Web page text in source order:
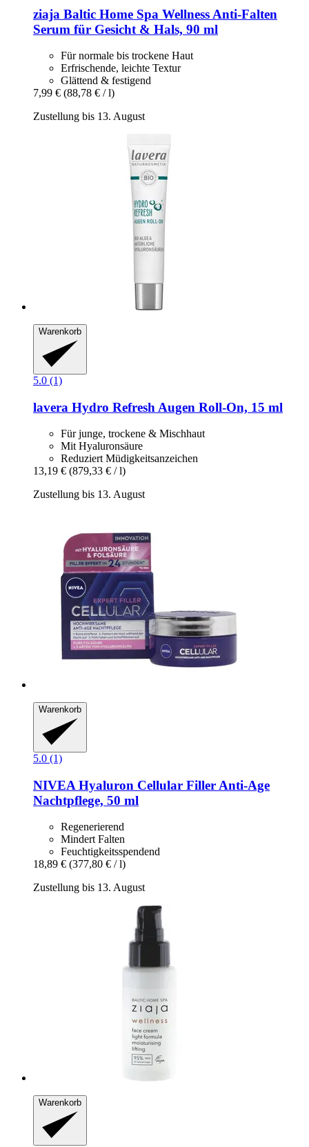
ziaja Baltic Home Spa Wellness Anti-​Falten
Serum für Gesicht & Hals, 90 ml
Für normale bis trockene Haut
Erfrischende, leichte Textur
Glättend & festigend
7,99 € (88,78 € / l)
Zustellung bis 13. August
Warenkorb
5.0 (1)
lavera Hydro Refresh Augen Roll-​On, 15 ml
Für junge, trockene & Mischhaut
Mit Hyaluronsäure
Reduziert Müdigkeitsanzeichen
13,19 € (879,33 € / l)
Zustellung bis 13. August
Warenkorb
5.0 (1)
NIVEA Hyaluron Cellular Filler Anti-​Age
Nachtpflege, 50 ml
Regenerierend
Mindert Falten
Feuchtigkeitsspendend
18,89 € (377,80 € / l)
Zustellung bis 13. August
Warenkorb